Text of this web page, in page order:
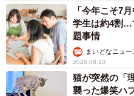
「今年こそ7
学生は約4割
題事情
まいどなニュ
2026.08.10
猫が突然の「
襲った爆笑ハ